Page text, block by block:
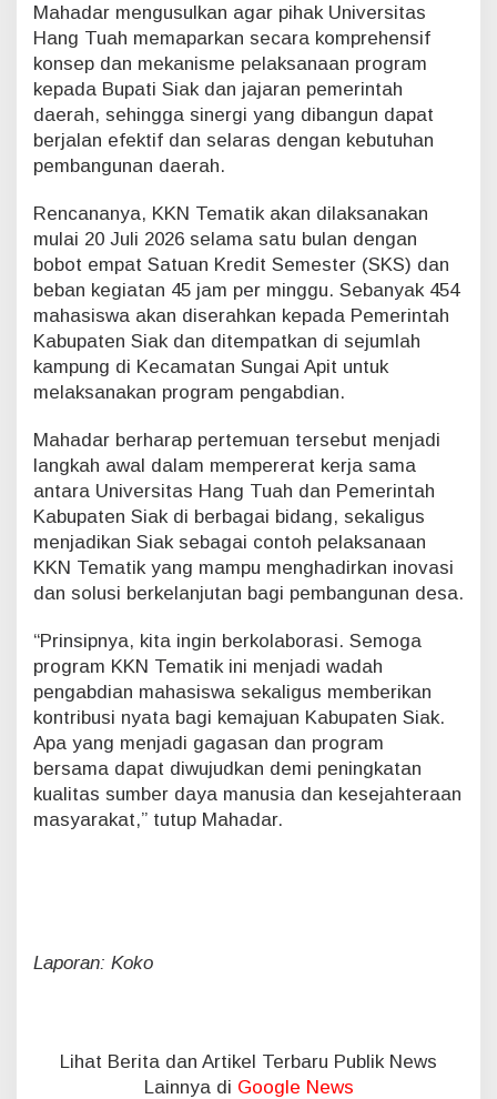
Mahadar mengusulkan agar pihak Universitas
Hang Tuah memaparkan secara komprehensif
konsep dan mekanisme pelaksanaan program
kepada Bupati Siak dan jajaran pemerintah
daerah, sehingga sinergi yang dibangun dapat
berjalan efektif dan selaras dengan kebutuhan
pembangunan daerah.
Rencananya, KKN Tematik akan dilaksanakan
mulai 20 Juli 2026 selama satu bulan dengan
bobot empat Satuan Kredit Semester (SKS) dan
beban kegiatan 45 jam per minggu. Sebanyak 454
mahasiswa akan diserahkan kepada Pemerintah
Kabupaten Siak dan ditempatkan di sejumlah
kampung di Kecamatan Sungai Apit untuk
melaksanakan program pengabdian.
Mahadar berharap pertemuan tersebut menjadi
langkah awal dalam mempererat kerja sama
antara Universitas Hang Tuah dan Pemerintah
Kabupaten Siak di berbagai bidang, sekaligus
menjadikan Siak sebagai contoh pelaksanaan
KKN Tematik yang mampu menghadirkan inovasi
dan solusi berkelanjutan bagi pembangunan desa.
“Prinsipnya, kita ingin berkolaborasi. Semoga
program KKN Tematik ini menjadi wadah
pengabdian mahasiswa sekaligus memberikan
kontribusi nyata bagi kemajuan Kabupaten Siak.
Apa yang menjadi gagasan dan program
bersama dapat diwujudkan demi peningkatan
kualitas sumber daya manusia dan kesejahteraan
masyarakat,” tutup Mahadar.
Laporan: Koko
Lihat Berita dan Artikel Terbaru Publik News
Lainnya di Google News